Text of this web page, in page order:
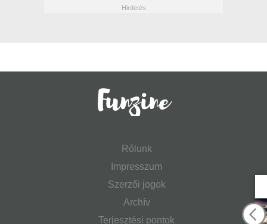
Rólunk
Impresszum
Szerzői jogok
Archív
Terjesztési pontok